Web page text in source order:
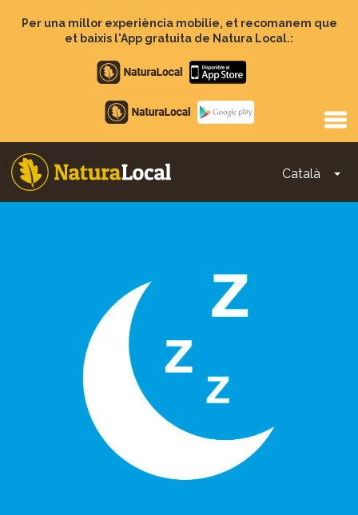
Per una millor experiència mobilie, et recomanem que
et baixis l'App gratuita de Natura Local.:
Apple
store
Google
Play
Català
Main